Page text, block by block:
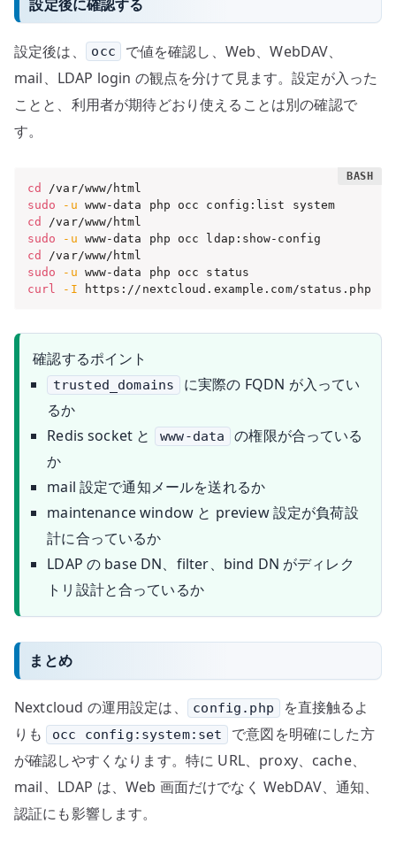
設定後に確認する
設定後は、 occ
で値を確認し、Web、WebDAV、
mail、LDAP login の観点を分けて見ます。設定が入った
ことと、利用者が期待どおり使えることは別の確認で
す。
cd
sudo
-u
cd
sudo
-u
cd
sudo
-u
curl
-I https://nextcloud.example.com/status.php
確認するポイント
trusted_domains
に実際の FQDN が入ってい
るか
Redis socket と
www-data
の権限が合っている
か
mail 設定で通知メールを送れるか
maintenance window と preview 設定が負荷設
計に合っているか
LDAP の base DN、filter、bind DN がディレク
トリ設計と合っているか
まとめ
Nextcloud の運用設定は、 config.php
を直接触るよ
りも
occ config:system:set
で意図を明確にした方
が確認しやすくなります。特に URL、proxy、cache、
mail、LDAP は、Web 画面だけでなく WebDAV、通知、
認証にも影響します。